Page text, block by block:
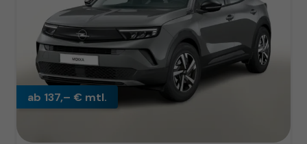
ab 137,– € mtl.